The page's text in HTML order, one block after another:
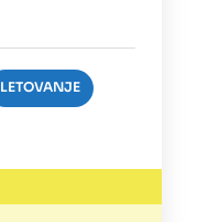
LETOVANJE